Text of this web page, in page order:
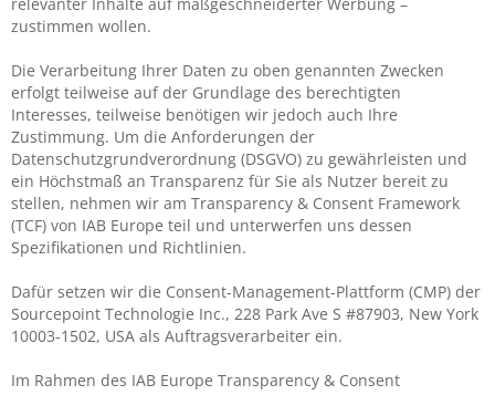
zustimmen wollen.
Die Verarbeitung Ihrer Daten zu oben genannten Zwecken
erfolgt teilweise auf der Grundlage des berechtigten
Interesses, teilweise benötigen wir jedoch auch Ihre
Zustimmung. Um die Anforderungen der
Datenschutzgrundverordnung (DSGVO) zu gewährleisten und
ein Höchstmaß an Transparenz für Sie als Nutzer bereit zu
stellen, nehmen wir am Transparency & Consent Framework
(TCF) von IAB Europe teil und unterwerfen uns dessen
Spezifikationen und Richtlinien.
Dafür setzen wir die Consent-Management-Plattform (CMP) der
Sourcepoint Technologie Inc., 228 Park Ave S #87903, New York
10003-1502, USA als Auftragsverarbeiter ein.
Im Rahmen des IAB Europe Transparency & Consent